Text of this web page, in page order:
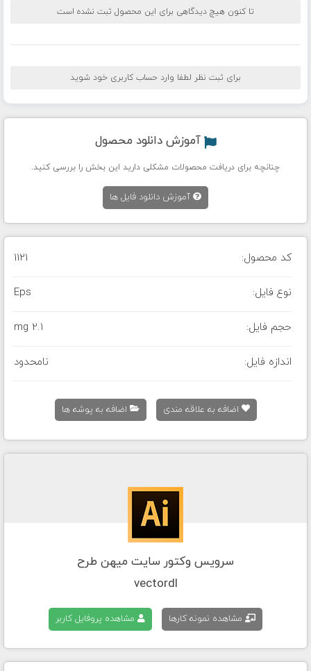
تا کنون هیچ دیدگاهی برای این محصول ثبت نشده است
برای ثبت نظر لطفا وارد حساب کاربری خود شوید
آموزش دانلود محصول
چنانچه برای دریافت محصولات مشکلی دارید این بخش را بررسی کنید.
آموزش دانلود فایل ها
کد محصول: 1121
نوع فایل: Eps
حجم فایل: 2.1 mg
اندازه فایل: نامحدود
اضافه به علاقه مندی اضافه به پوشه ها
سرویس وکتور سایت میهن طرح
vectordl
مشاهده نمونه کارها مشاهده پروفایل کاربر